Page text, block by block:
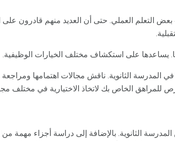
التعلم العملي. حتى أن العديد منهم قادرون
يساعدها على استكشاف مختلف الخيارات الوظيفية.
الثانوية. ناقش مجالات اهتمامها ومراجعة
للمراهق الخاص بك لاتخاذ الاختيارية في مختلف
المدرسة الثانوية. بالإضافة إلى دراسة أجزاء مهمة